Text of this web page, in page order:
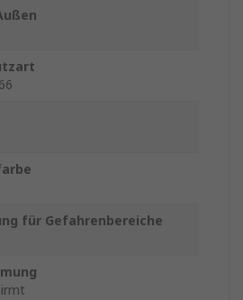
für Gefahrenbereiche